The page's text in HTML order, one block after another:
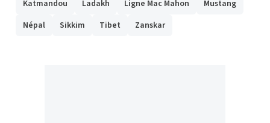
Katmandou
Ladakh Ligne Mac Mahon
Mustang
Népal
Sikkim Tibet Zanskar